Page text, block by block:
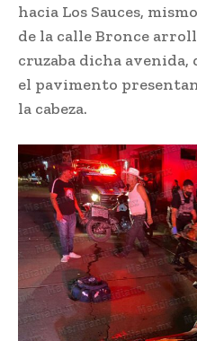
hacia Los Sauces,
de la calle Bronce
cruzaba dicha
el pavimento
la cabeza.